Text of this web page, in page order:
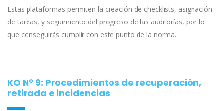
Estas plataformas permiten la creación de checklists, asignación
de tareas, y seguimiento del progreso de las auditorías, por lo
que conseguirás cumplir con este punto de la norma.
KO N° 9: Procedimientos de recuperación,
retirada e incidencias